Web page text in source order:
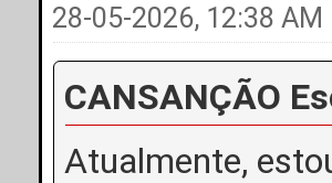
28-05-2026, 12:38 AM
CANSANÇÃO
Atualmente,